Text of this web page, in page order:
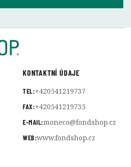
KONTAKTNÍ ÚDAJE
TEL:+420541219737
FAX:+420541219735
E-MAIL:moneco@fondshop.cz
WEB:www.fondshop.cz